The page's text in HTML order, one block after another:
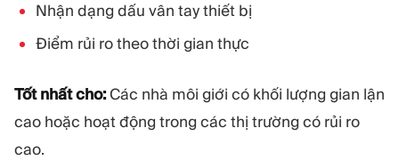
Nhận dạng dấu vân tay thiết bị
Điểm rủi ro theo thời gian thực
Tốt nhất cho:Các nhà môi giới có khối lượng gian lận
cao hoặc hoạt động trong các thị trường có rủi ro
cao.